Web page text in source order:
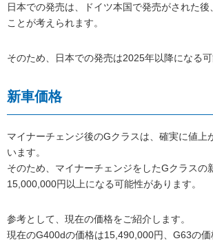
日本での発売は、ドイツ本国で発売がされた後
ことが考えられます。
そのため、日本での発売は2025年以降になる可
新車価格
マイナーチェンジ後のGクラスは、確実に値上
います。
そのため、マイナーチェンジをしたGクラスの
15,000,000円以上になる可能性があります。
参考として、現在の価格をご紹介します。
現在のG400dの価格は15,490,000円、G63の